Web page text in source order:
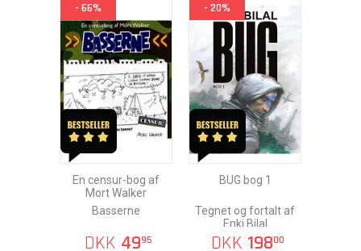
- 66%
En censur-bog af
Mort Walker
Basserne
DKK 4995
- 20%
BUG bog 1
Tegnet og fortalt af
Enki Bilal
DKK 19800